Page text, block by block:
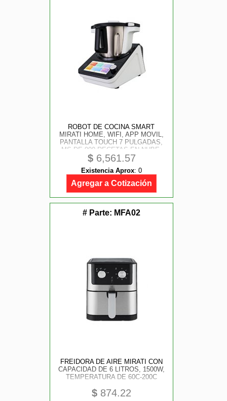
ROBOT DE COCINA SMART
MIRATI HOME, WIFI, APP MOVIL,
PANTALLA TOUCH 7 PULGADAS,
MS DE 900 RECETAS EN NUBE,
CONSTRUCCION DE ACERO
INOXIDABLE, CAPACIDAD DE 4.8L,
MAS DE 16 FUNCIONES PARA
COCINAR
$6,561.57
Existencia Aprox: 0
Agregar a Cotización
# Parte: MFA02
FREIDORA DE AIRE MIRATI CON
CAPACIDAD DE 6 LITROS, 1500W,
TEMPERATURA DE 60C-200C
$ 874.22